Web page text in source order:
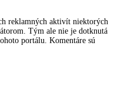
reklamných aktivít niektorých
Tým ale nie je dotknutá
portálu. Komentáre sú